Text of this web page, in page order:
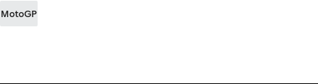
MotoGP